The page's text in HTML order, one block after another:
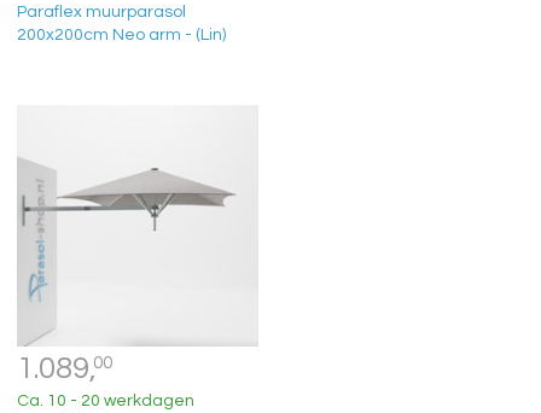
Paraflex muurparasol
200x200cm Neo arm - (Lin)
1.089,00
Ca. 10 - 20 werkdagen